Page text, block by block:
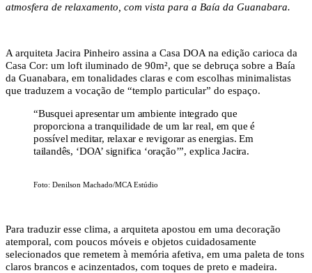
atmosfera de relaxamento, com vista para a Baía da Guanabara.
A arquiteta Jacira Pinheiro assina a Casa DOA na edição carioca da
Casa Cor: um loft iluminado de 90m², que se debruça sobre a Baía
da Guanabara, em tonalidades claras e com escolhas minimalistas
que traduzem a vocação de “templo particular” do espaço.
“Busquei apresentar um ambiente integrado que
proporciona a tranquilidade de um lar real, em que é
possível meditar, relaxar e revigorar as energias. Em
tailandês, ‘DOA’ significa ‘oração’”, explica Jacira.
Foto: Denilson Machado/MCA Estúdio
Para traduzir esse clima, a arquiteta apostou em uma decoração
atemporal, com poucos móveis e objetos cuidadosamente
selecionados que remetem à memória afetiva, em uma paleta de tons
claros brancos e acinzentados, com toques de preto e madeira.